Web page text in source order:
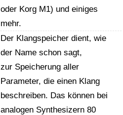
oder Korg M1) und einiges
mehr.
Der Klangspeicher dient, wie
der Name schon sagt,
zur Speicherung aller
Parameter, die einen Klang
beschreiben. Das können bei
analogen Synthesizern 80